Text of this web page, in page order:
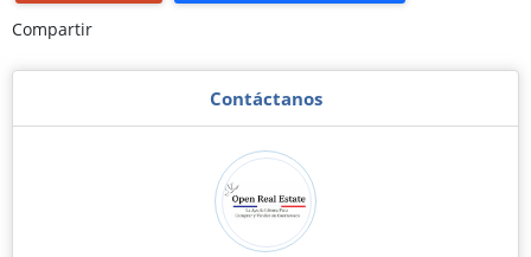
Compartir
Contáctanos